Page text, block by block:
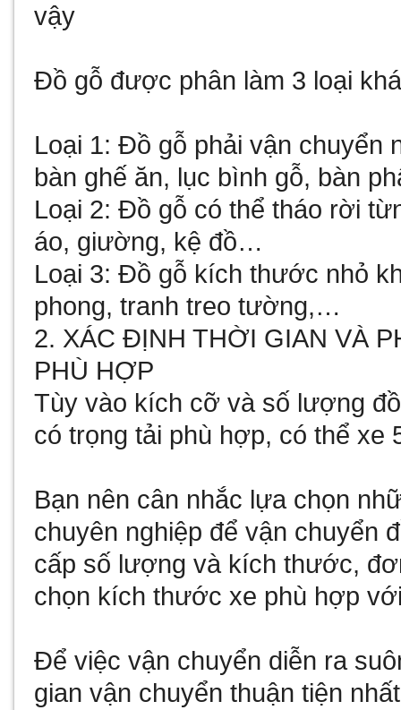
vậy
Đồ gỗ được phân làm 3 loại
Loại 1: Đồ gỗ phải vận chuyển
bàn ghế ăn, lục bình gỗ, bàn
Loại 2: Đồ gỗ có thể tháo rời
áo, giường, kệ đồ…
Loại 3: Đồ gỗ kích thước nhỏ
phong, tranh treo tường,…
2. XÁC ĐỊNH THỜI GIAN VÀ
PHÙ HỢP
Tùy vào kích cỡ và số lượng
có trọng tải phù hợp, có thể
Bạn nên cân nhắc lựa chọn
chuyên nghiệp để vận chuyển
cấp số lượng và kích thước,
chọn kích thước xe phù hợp
Để việc vận chuyển diễn ra
gian vận chuyển thuận tiện